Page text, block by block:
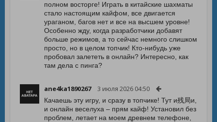
полном восторге! Играть в китайские шахматы
стало настоящим кайфом, все двигается
ураганом, багов нет и все на высшем уровне!
Особенно жду, когда разработчики добавят
больше режимов, а то сейчас немного слишком
просто, но в целом топчик! Кто-нибудь уже
пробовал залететь в онлайн? Интересно, как
там дела с пинга?
ane4ka1890267 3 июля 2026 04:50
Качаешь эту игру, и сразу в топчике! Тут и残局и,
и онлайн веселуха – прям кайф! Установил без
проблем, летает на моем древнем телефоне,